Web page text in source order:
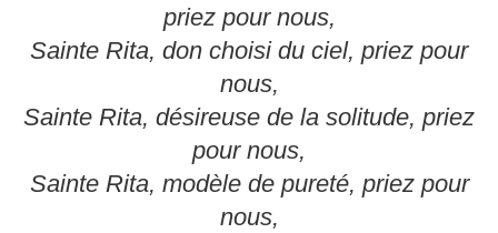
priez pour nous,
Sainte Rita, don choisi du ciel, priez pour
nous,
Sainte Rita, désireuse de la solitude, priez
pour nous,
Sainte Rita, modèle de pureté, priez pour
nous,